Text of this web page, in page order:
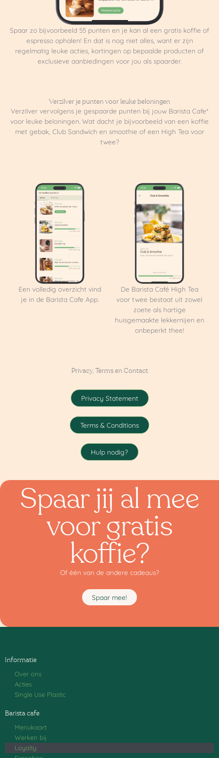
Spaar zo bijvoorbeeld 55 punten en je kan al een gratis koffie of
espresso ophalen! En dat is nog niet alles, want er zijn
regelmatig leuke acties, kortingen op bepaalde producten of
exclusieve aanbiedingen voor jou als spaarder.
Verzilver je punten voor leuke beloningen
Verzilver vervolgens je gespaarde punten bij jouw Barista Cafe*
voor leuke beloningen. Wat dacht je bijvoorbeeld van een koffie
met gebak, Club Sandwich en smoothie of een High Tea voor
twee?
Een volledig overzicht vind
je in de Barista Cafe App.
De Barista Café High Tea
voor twee bestaat uit zowel
zoete als hartige
huisgemaakte lekkernijen en
onbeperkt thee!
Privacy, Terms en Contact
Privacy Statement
Terms & Conditions
Hulp nodig?
Spaar jij al mee
voor gratis
koffie?
Of één van de andere cadeaus?
Spaar mee!
Informatie
Over ons
Acties
Single Use Plastic
Barista cafe
Menukaart
Werken bij
Loyalty